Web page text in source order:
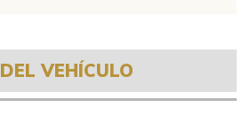
VEHÍCULO